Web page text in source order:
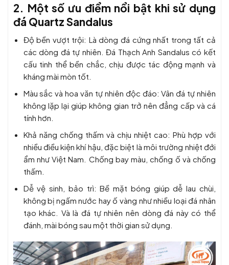
2. Một số ưu điểm nổi bật khi sử dụng
đá Quartz Sandalus
Độ bền vượt trội: Là dòng đá cứng nhất trong tất cả
các dòng đá tự nhiên. Đá Thạch Anh Sandalus có kết
cấu tinh thể bền chắc, chịu được tác động mạnh và
kháng mài mòn tốt.
Màu sắc và hoa văn tự nhiên độc đáo: Vân đá tự nhiên
không lặp lại giúp không gian trở nên đẳng cấp và cá
tính hơn.
Khả năng chống thấm và chịu nhiệt cao: Phù hợp với
nhiều điều kiện khí hậu, đặc biệt là môi trường nhiệt đới
ẩm như Việt Nam. Chống bay màu, chống ố và chống
thấm.
Dễ vệ sinh, bảo trì: Bề mặt bóng giúp dễ lau chùi,
không bị ngấm nước hay ố vàng như nhiều loại đá nhân
tạo khác. Và là đá tự nhiên nên dòng đá này có thể
đánh, mài bóng sau một thời gian sử dụng.